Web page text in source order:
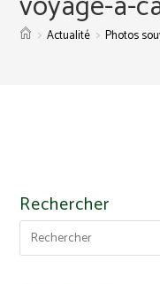
> Actualité > Photos
Rechercher